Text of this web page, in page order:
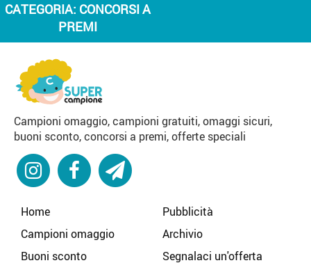
CATEGORIA: CONCORSI A
PREMI
Campioni omaggio, campioni gratuiti, omaggi sicuri,
buoni sconto, concorsi a premi, offerte speciali
Home
Campioni omaggio
Buoni sconto
Pubblicità
Archivio
Segnalaci un'offerta